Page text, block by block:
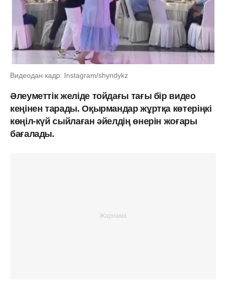
Видеодан кадр: Instagram/shyndykz
Әлеуметтік желіде тойдағы тағы бір видео
кеңінен тарады. Оқырмандар жұртқа көтеріңкі
көңіл-күй сыйлаған әйелдің өнерін жоғары
бағалады.